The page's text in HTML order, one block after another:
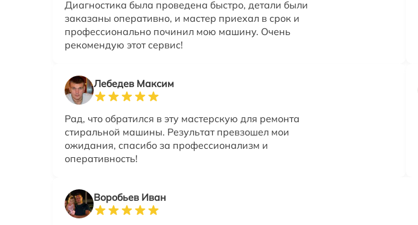
Диагностика была проведена быстро, детали были
заказаны оперативно, и мастер приехал в срок и
профессионально починил мою машину. Очень
рекомендую этот сервис!
Лебедев Максим
Рад, что обратился в эту мастерскую для ремонта
стиральной машины. Результат превзошел мои
ожидания, спасибо за профессионализм и
оперативность!
Воробьев Иван